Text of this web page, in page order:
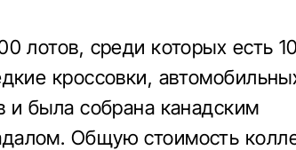
лотов, среди которых есть
кроссовки,
и была собрана канадским
Общую стоимость